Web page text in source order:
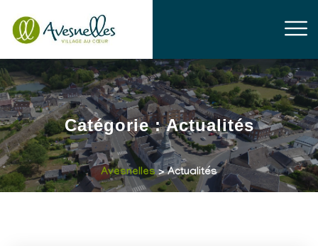
Catégorie :Actualités
Avesnelles> Actualités